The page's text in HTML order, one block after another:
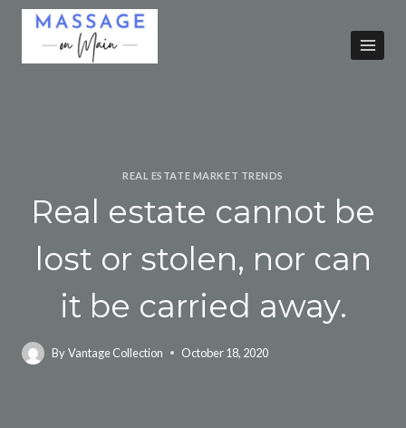
REAL ESTATE MARKET TRENDS
Real estate cannot be
lost or stolen, nor can
it be carried away.
ByVantage Collection October 18, 2020